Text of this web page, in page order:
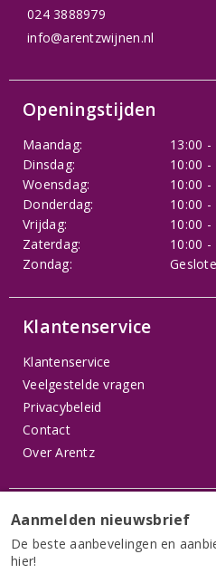
024 3888979
info@arentzwijnen.nl
Openingstijden
Maandag:
13:00 -
Dinsdag:
10:00 -
Woensdag:
10:00 -
Donderdag:
10:00 -
Vrijdag:
10:00 -
Zaterdag:
10:00 -
Zondag:
Klantenservice
Klantenservice
Veelgestelde vragen
Privacybeleid
Contact
Over Arentz
Service
Dooskorting bij 12 fl. van één
Aanmelden nieuwsbrief
De beste aanbevelingen en
hier!